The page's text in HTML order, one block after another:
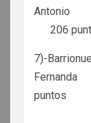
206
7)-
puntos